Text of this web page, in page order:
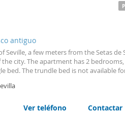
de gestión inmobiliaria y los de
20.1 de la L.A.U., modificada Ley
orientativa (Andalucía): 15%
vigentes anteriores a 2026, sujeto a
A partir de 2026, la Junta ha
(discapacidad) para el próximo ejercicio
aplicable.
antiguo
a few meters from the Setas de
city. The apartment has 2
bed. The trundle bed is not available
is located in the heart of Seville,
and Sierpes, and a few meters from
of Seville is located.
Ver teléfono Contactar